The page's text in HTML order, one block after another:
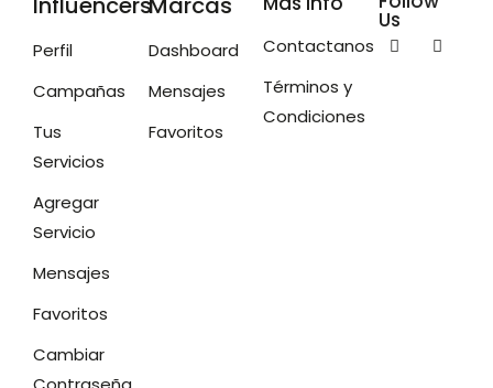
Perfil
Campañas
Tus
Servicios
Agregar
Servicio
Mensajes
Favoritos
Cambiar
Dashboard
Mensajes
Favoritos
Contactanos
Términos y
Condiciones
Us